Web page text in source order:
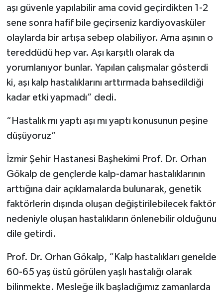
aşı güvenle yapılabilir ama covid geçirdikten 1-2
sene sonra hafif bile geçirseniz kardiyovasküler
olaylarda bir artışa sebep olabiliyor. Ama aşının o
tereddüdü hep var. Aşı karşıtlı olarak da
yorumlanıyor bunlar. Yapılan çalışmalar gösterdi
ki, aşı kalp hastalıklarını arttırmada bahsedildiği
kadar etki yapmadı” dedi.
“Hastalık mı yaptı aşı mı yaptı konusunun peşine
düşüyoruz”
İzmir Şehir Hastanesi Başhekimi Prof. Dr. Orhan
Gökalp de gençlerde kalp-damar hastalıklarının
arttığına dair açıklamalarda bulunarak, genetik
faktörlerin dışında oluşan değiştirilebilecek faktör
nedeniyle oluşan hastalıkların önlenebilir olduğunu
dile getirdi.
Prof. Dr. Orhan Gökalp, “Kalp hastalıkları genelde
60-65 yaş üstü görülen yaşlı hastalığı olarak
bilinmekte. Mesleğe ilk başladığımız zamanlarda